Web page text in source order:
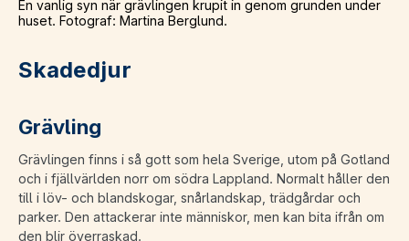
En vanlig syn när grävlingen krupit in genom grunden under
huset. Fotograf: Martina Berglund.
Skadedjur
Grävling
Grävlingen finns i så gott som hela Sverige, utom på Gotland
och i fjällvärlden norr om södra Lappland. Normalt håller den
till i löv- och blandskogar, snårlandskap, trädgårdar och
parker. Den attackerar inte människor, men kan bita ifrån om
den blir överraskad.